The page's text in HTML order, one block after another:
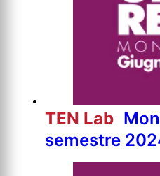
TEN Lab
semestre